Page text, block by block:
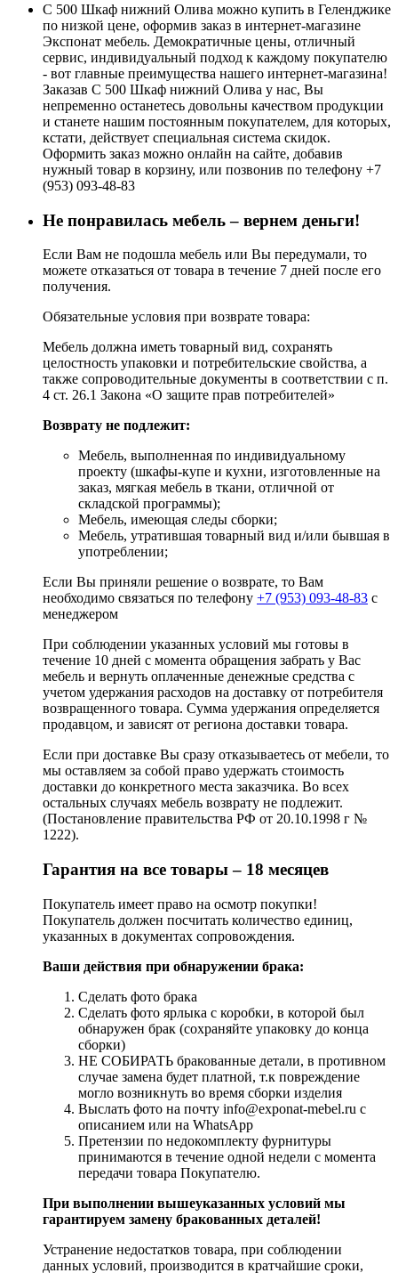
С 500 Шкаф нижний Олива можно купить в Геленджике
по низкой цене, оформив заказ в интернет-магазине
Экспонат мебель. Демократичные цены, отличный
сервис, индивидуальный подход к каждому покупателю
- вот главные преимущества нашего интернет-магазина!
Заказав С 500 Шкаф нижний Олива у нас, Вы
непременно останетесь довольны качеством продукции
и станете нашим постоянным покупателем, для которых,
кстати, действует специальная система скидок.
Оформить заказ можно онлайн на сайте, добавив
нужный товар в корзину, или позвонив по телефону +7
(953) 093-48-83
Не понравилась мебель – вернем деньги!
Если Вам не подошла мебель или Вы передумали, то
можете отказаться от товара в течение 7 дней после его
получения.
Обязательные условия при возврате товара:
Мебель должна иметь товарный вид, сохранять
целостность упаковки и потребительские свойства, а
также сопроводительные документы в соответствии с п.
4 ст. 26.1 Закона «О защите прав потребителей»
Возврату не подлежит:
Мебель, выполненная по индивидуальному
проекту (шкафы-купе и кухни, изготовленные на
заказ, мягкая мебель в ткани, отличной от
складской программы);
Мебель, имеющая следы сборки;
Мебель, утратившая товарный вид и/или бывшая в
употреблении;
Если Вы приняли решение о возврате, то Вам
необходимо связаться по телефону +7 (953) 093-48-83 с
менеджером
При соблюдении указанных условий мы готовы в
течение 10 дней с момента обращения забрать у Вас
мебель и вернуть оплаченные денежные средства с
учетом удержания расходов на доставку от потребителя
возвращенного товара. Сумма удержания определяется
продавцом, и зависят от региона доставки товара.
Если при доставке Вы сразу отказываетесь от мебели, то
мы оставляем за собой право удержать стоимость
доставки до конкретного места заказчика. Во всех
остальных случаях мебель возврату не подлежит.
(Постановление правительства РФ от 20.10.1998 г №
1222).
Гарантия на все товары – 18 месяцев
Покупатель имеет право на осмотр покупки!
Покупатель должен посчитать количество единиц,
указанных в документах сопровождения.
Ваши действия при обнаружении брака:
Сделать фото брака
Сделать фото ярлыка с коробки, в которой был
обнаружен брак (сохраняйте упаковку до конца
сборки)
НЕ СОБИРАТЬ бракованные детали, в противном
случае замена будет платной, т.к повреждение
могло возникнуть во время сборки изделия
Выслать фото на почту info@exponat-mebel.ru с
описанием или на WhatsApp
Претензии по недокомплекту фурнитуры
принимаются в течение одной недели с момента
передачи товара Покупателю.
При выполнении вышеуказанных условий мы
гарантируем замену бракованных деталей!
Устранение недостатков товара, при соблюдении
данных условий, производится в кратчайшие сроки,